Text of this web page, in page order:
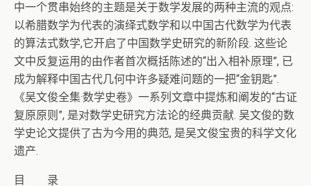
中一个贯串始终的主题是关于数学发展的两种主流的观点:
以希腊数学为代表的演绎式数学和以中国古代数学为代表
的算法式数学,它开启了中国数学史研究的新阶段. 这些论
文中反复运用的由作者首次概括陈述的“出入相补原理”, 已
成为解释中国古代几何中许多疑难问题的一把“金钥匙”.
《吴文俊全集·数学史卷》一系列文章中提炼和阐发的“古证
复原原则”, 是对数学史研究方法论的经典贡献. 吴文俊的数
学史论文提供了古为今用的典范, 是吴文俊宝贵的科学文化
遗产.
目 录